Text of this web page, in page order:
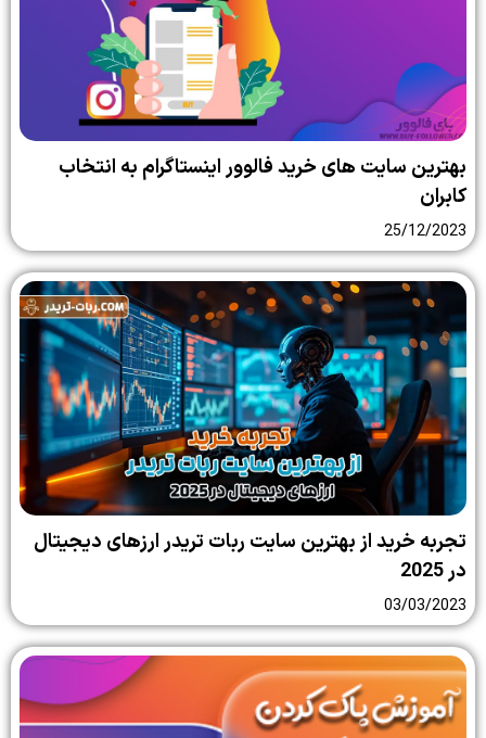
بهترین سایت‌ های خرید فالوور اینستاگرام به انتخاب
کابران
25/12/2023
تجربه خرید از بهترین سایت ربات تریدر ارزهای دیجیتال
در 2025
03/03/2023